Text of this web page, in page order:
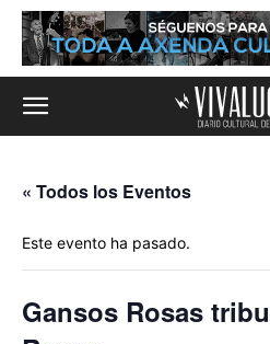
« Todos los Eventos
Este evento ha pasado.
Gansos Rosas